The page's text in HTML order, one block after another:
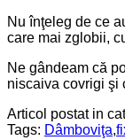
Nu înţeleg de ce
care mai zglobii,
Ne gândeam că
niscaiva covrigi şi
Articol postat in
Tags: Dâmboviţa,